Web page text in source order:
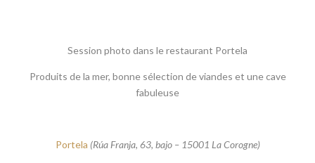
Session photo dans le restaurant Portela
Produits de la mer, bonne sélection de viandes et une cave
fabuleuse
Portela (Rúa Franja, 63, bajo – 15001 La Corogne)